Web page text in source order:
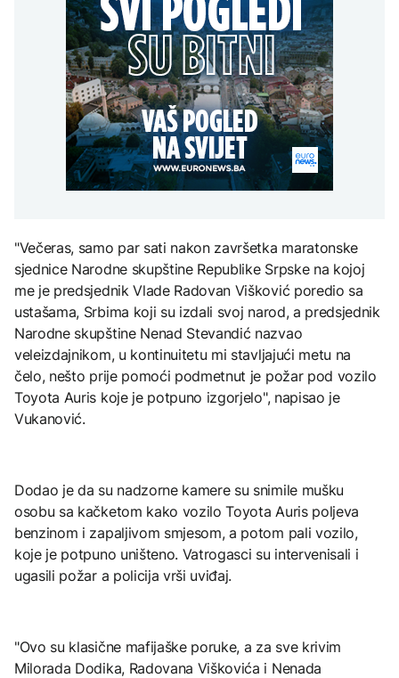
Inspekcija na terenu,
nesavjesnim
potrošačima prijete
kazne i prekid
vodosnabdijevanja
DRUŠTVO
Vodovod Konjic:
Inspekcija na terenu,
nesavjesnim
potrošačima prijete
kazne i prekid
vodosnabdijevanja
Grgurević traži
odgovore o planiranoj
solarnoj elektrani u
blizini Manastira Ostrog
ambasadore u Hrvatskoj
i Crnoj Gori
EVROPA
Sudar dva tramvaja u
Njemačkoj, 25 osoba
povrijeđeno
ZDRAVLJE
Šta je Ciklospora i da li
prijeti širenje u Evropi?
KULTURA
septembra: Stiže
evropski pozorišni
spektakl “Brechtovi
duhovi”
"Večeras, samo par sati nakon završetka maratonske
sjednice Narodne skupštine Republike Srpske na kojoj
me je predsjednik Vlade Radovan Višković poredio sa
ustašama, Srbima koji su izdali svoj narod, a predsjednik
Narodne skupštine Nenad Stevandić nazvao
veleizdajnikom, u kontinuitetu mi stavljajući metu na
čelo, nešto prije pomoći podmetnut je požar pod vozilo
Toyota Auris koje je potpuno izgorjelo", napisao je
Vukanović.
Dodao je da su nadzorne kamere su snimile mušku
osobu sa kačketom kako vozilo Toyota Auris poljeva
benzinom i zapaljivom smjesom, a potom pali vozilo,
koje je potpuno uništeno. Vatrogasci su intervenisali i
ugasili požar a policija vrši uviđaj.
"Ovo su klasične mafijaške poruke, a za sve krivim
Milorada Dodika, Radovana Viškovića i Nenada